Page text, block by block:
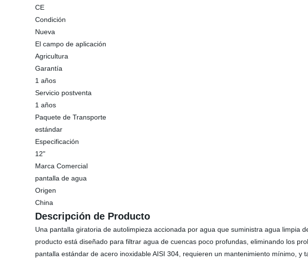
CE
Condición
Nueva
El campo de aplicación
Agricultura
Garantía
1 años
Servicio postventa
1 años
Paquete de Transporte
estándar
Especificación
12"
Marca Comercial
pantalla de agua
Origen
China
Descripción de Producto
Una pantalla giratoria de autolimpieza accionada por agua que suministra agua
producto está diseñado para filtrar agua de cuencas poco profundas, eliminando los
pantalla estándar de acero inoxidable AISI 304, requieren un mantenimiento mínimo, y